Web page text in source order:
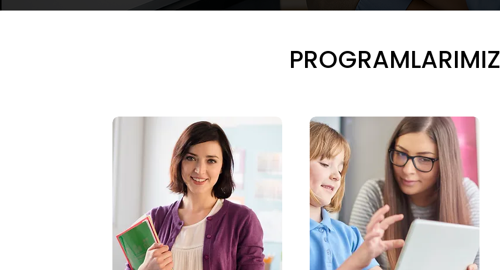
PROGRAMLARIMIZ